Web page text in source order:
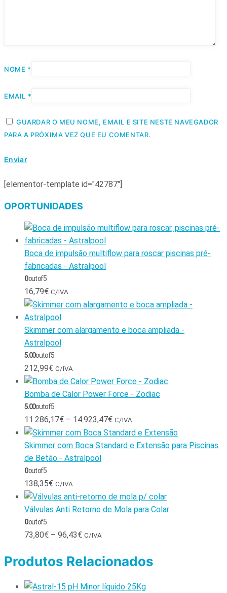
NOME *
EMAIL *
GUARDAR O MEU NOME, EMAIL E SITE NESTE NAVEGADOR
PARA A PRÓXIMA VEZ QUE EU COMENTAR.
[elementor-template id="42787"]
OPORTUNIDADES
Boca de impulsão multiflow para roscar piscinas pré-
fabricadas - Astralpool
0out of 5
16,79€ C/IVA
Skimmer com alargamento e boca ampliada -
Astralpool
5.00out of 5
212,99€ C/IVA
Bomba de Calor Power Force - Zodiac
5.00out of 5
11.286,17€ – 14.923,47€ C/IVA
Skimmer com Boca Standard e Extensão para Piscinas
de Betão - Astralpool
0out of 5
138,35€ C/IVA
Válvulas Anti Retorno de Mola para Colar
0out of 5
73,80€ – 96,43€ C/IVA
Produtos Relacionados